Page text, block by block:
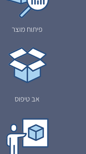
פיתוח מוצר
אב טיפוס